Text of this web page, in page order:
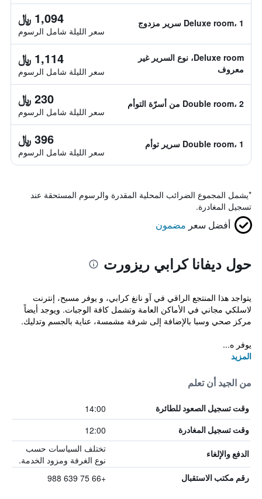
Deluxe room، 1 سرير مزدوج 1,094 ﷼
سعر الليلة شامل الرسوم
Deluxe room، نوع السرير غير
معروف
1,114 ﷼
سعر الليلة شامل الرسوم
Double room، 2 من أسرّة التوأم 230 ﷼
سعر الليلة شامل الرسوم
Double room، 1 سرير توأم 396 ﷼
سعر الليلة شامل الرسوم
*يشمل المجموع الضرائب المحلية المقدرة والرسوم المستحقة عند
تسجيل المغادرة.
أفضل سعر مضمون
حول ديفانا كرابي ريزورت
يتواجد هذا المنتجع الراقي في آو نانغ كرابي، و يوفر مسبح، إنترنت
لاسلكي مجاني في الأماكن العامة وتشمل كافة الوجبات. ويوجد أيضاً
مركز صحي وسبا بالإضافة إلى شرفة مشمسة، عناية بالجسم وتدليك.
يوفر ه...
المزيد
من الجيد أن تعلم
وقت تسجيل الصعود للطائرة 14:00
وقت تسجيل المغادرة 12:00
الدفع والإلغاء
تختلف السياسات حسب
نوع الغرفة ومزود الخدمة.
رقم مكتب الاستقبال +66 75 639 988